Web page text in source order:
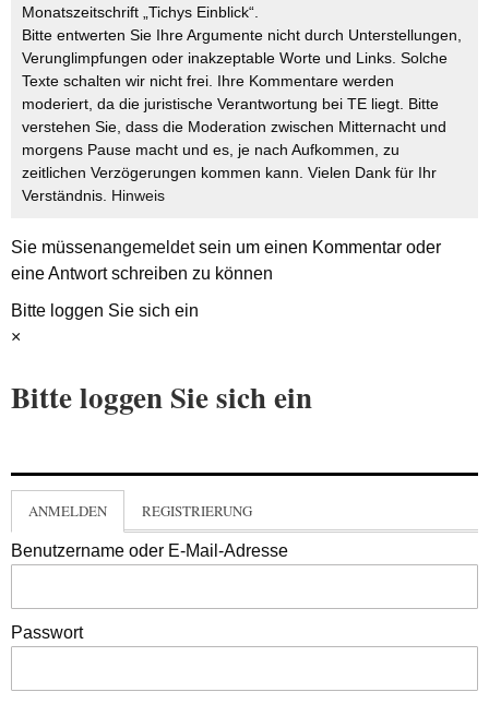
Monatszeitschrift „Tichys Einblick“.
Bitte entwerten Sie Ihre Argumente nicht durch Unterstellungen,
Verunglimpfungen oder inakzeptable Worte und Links. Solche
Texte schalten wir nicht frei. Ihre Kommentare werden
moderiert, da die juristische Verantwortung bei TE liegt. Bitte
verstehen Sie, dass die Moderation zwischen Mitternacht und
morgens Pause macht und es, je nach Aufkommen, zu
zeitlichen Verzögerungen kommen kann. Vielen Dank für Ihr
Verständnis. Hinweis
Sie müssenangemeldetsein um einen Kommentar oder
eine Antwort schreiben zu können
Bitte loggen Sie sich ein
×
Bitte loggen Sie sich ein
ANMELDEN REGISTRIERUNG
Benutzername oder E-Mail-Adresse
Passwort